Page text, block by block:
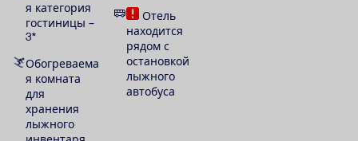
я категория
гостиницы –
3*
Обогреваема
я комната
для
хранения
лыжного
Отель
находится
рядом с
остановкой
лыжного
автобуса